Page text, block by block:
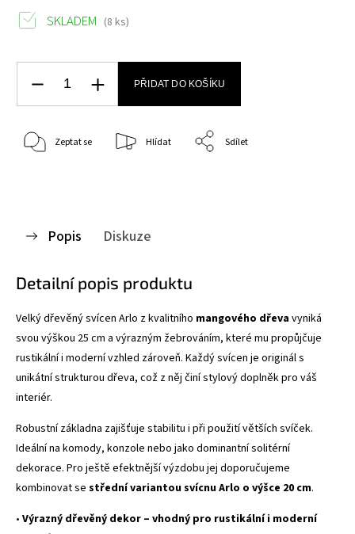
SKLADEM (8 ks)
PŘIDAT DO KOŠÍKU
Zeptat se Hlídat Sdílet
Popis Diskuze
Detailní popis produktu
Velký dřevěný svícen Arlo z kvalitního mangového dřevavyniká
svou výškou 25 cm a výrazným žebrováním, které mu propůjčuje
rustikální i moderní vzhled zároveň. Každý svícen je originál s
unikátní strukturou dřeva, což z něj činí stylový doplněk pro váš
interiér.
Robustní základna zajišťuje stabilitu i při použití větších svíček.
Ideální na komody, konzole nebo jako dominantní solitérní
dekorace. Pro ještě efektnější výzdobu jej doporučujeme
kombinovat se střední variantou svícnu Arlo o výšce 20 cm.
• Výrazný dřevěný dekor – vhodný pro rustikální i moderní